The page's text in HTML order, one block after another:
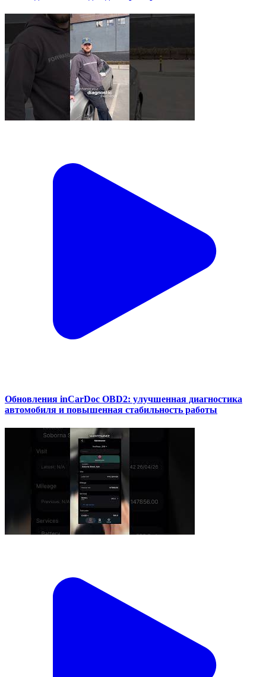
Обновления inCarDoc OBD2: улучшенная диагностика
автомобиля и повышенная стабильность работы